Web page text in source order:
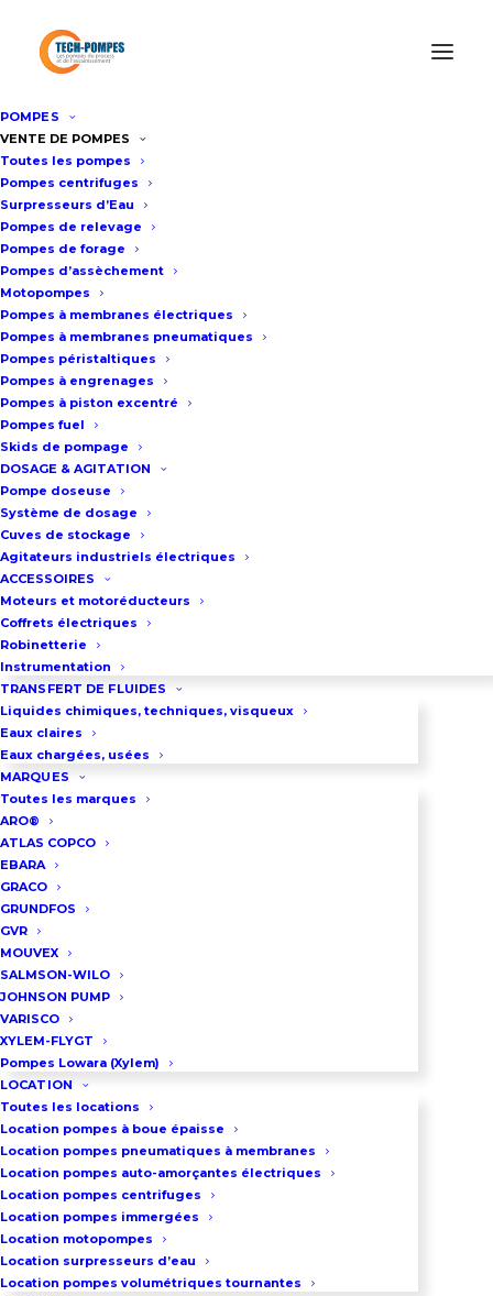
POMPES
VENTE DE POMPES
Toutes les pompes
Pompes centrifuges
Surpresseurs d’Eau
Pompes de relevage
Pompes de forage
Pompes d’assèchement
Motopompes
Pompes à membranes électriques
Pompes à membranes pneumatiques
Pompes péristaltiques
Pompes à engrenages
Pompes à piston excentré
Pompes fuel
Skids de pompage
DOSAGE & AGITATION
Pompe doseuse
Système de dosage
Cuves de stockage
Agitateurs industriels électriques
ACCESSOIRES
Moteurs et motoréducteurs
Coffrets électriques
Robinetterie
Instrumentation
TRANSFERT DE FLUIDES
Liquides chimiques, techniques, visqueux
Eaux claires
Eaux chargées, usées
MARQUES
Toutes les marques
ARO®
ATLAS COPCO
EBARA
GRACO
GRUNDFOS
GVR
MOUVEX
SALMSON-WILO
JOHNSON PUMP
VARISCO
XYLEM-FLYGT
Pompes Lowara (Xylem)
LOCATION
Toutes les locations
Location pompes à boue épaisse
Location pompes pneumatiques à membranes
Location pompes auto-amorçantes électriques
Location pompes centrifuges
Location pompes immergées
Location motopompes
Location surpresseurs d’eau
Location pompes volumétriques tournantes
Accueil /Pompes pneumatiques à membranes
307 pneumatique à membranes GRACO 3/8 pouce
Pompe Husky 307 pneumatique
à membranes GRACO 3/8 pouce
Fiche technique
Dimension des orifices de la
pompe HUSKY 307 : G3/8″ BSP/
NPT
Dimension de l’orifice
d’alimentation du moteur
pneumatique : G1/4″BSP/NPT
Débit maxi : 26 litres/minute
Pression maxi d’air comprimé : 7
bar
Construction : polypropylène,
PVDF, Acétal
Diamètre maxi de particules : 1,6
Viscosité maxi du liquide à
Télécharger le mode d’emploi
03 86 66 57 47
Informations générales
sur la pompe HUSKY 307